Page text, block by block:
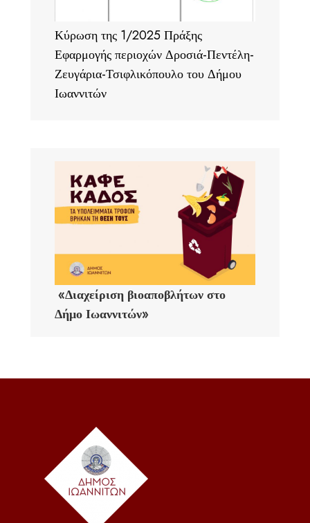
Κύρωση της 1/2025 Πράξης
Εφαρμογής περιοχών Δροσιά-Πεντέλη-
Ζευγάρια-Τσιφλικόπουλο του Δήμου
Ιωαννιτών
«Διαχείριση βιοαποβλήτων στο
Δήμο Ιωαννιτών»